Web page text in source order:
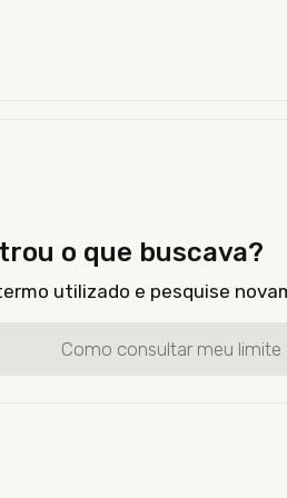
o que buscava?
utilizado e pesquise